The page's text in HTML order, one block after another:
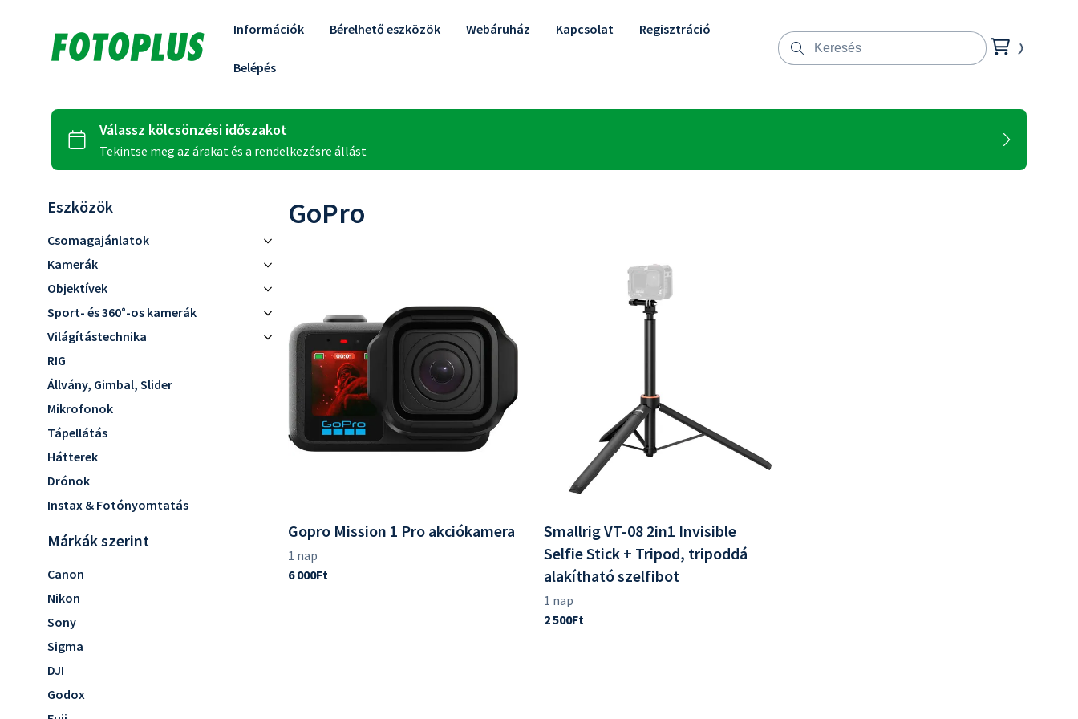
Információk Bérelhető eszközök Webáruház Kapcsolat Regisztráció
Belépés
Eszközök
Csomagajánlatok
Kezdő
Kamerák
Canon
Nikon
Panasonic
Fujifilm
Pentax & Ricoh
Objektívek
Canon RF
Sony E
Nikon Z
Leica L
Fujifilm GFX
Fujifilm X
Arri PL
Sport- és 360°-os kamerák
Akciókamerák
Akciókamera kiegészítők
Világítástechnika
Rendszervakuk
Stúdióvakuk
Vakukioldók
Lámpák
Fényformálók
Lámpaállványok
Hordozható áramforrás
RIG
Állvány, Gimbal, Slider
Mikrofonok
Tápellátás
Hátterek
Drónok
Instax & Fotónyomtatás
Márkák szerint
Canon
Nikon
Sony
Sigma
DJI
Godox
GoPro
Gopro Mission 1 Pro akciókamera
Smallrig VT-08 2in1 Invisible
Selfie Stick + Tripod, tripoddá
alakítható szelfibot